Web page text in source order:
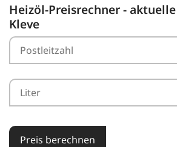
Heizöl-Preisrechner -
Kleve
Preis berechnen